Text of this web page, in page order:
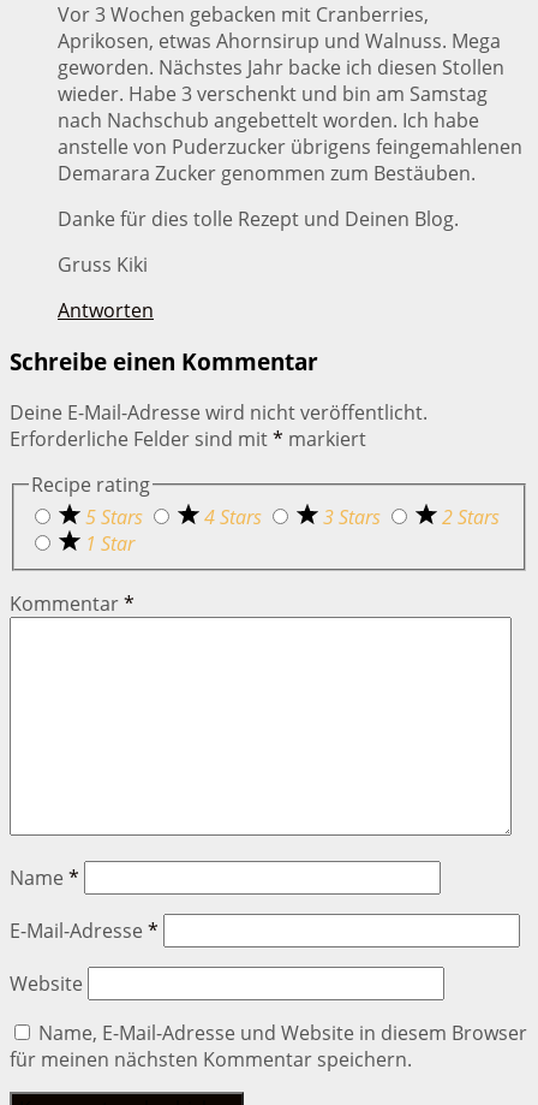
Vor 3 Wochen gebacken mit Cranberries,
Aprikosen, etwas Ahornsirup und Walnuss. Mega
geworden. Nächstes Jahr backe ich diesen Stollen
wieder. Habe 3 verschenkt und bin am Samstag
nach Nachschub angebettelt worden. Ich habe
anstelle von Puderzucker übrigens feingemahlenen
Demarara Zucker genommen zum Bestäuben.
Danke für dies tolle Rezept und Deinen Blog.
Gruss Kiki
Antworten
Schreibe einen Kommentar
Deine E-Mail-Adresse wird nicht veröffentlicht.
Erforderliche Felder sind mit* markiert
Recipe rating
5 Stars
4 Stars 3 Stars
2 Stars
1 Star
Kommentar*
Name *
E-Mail-Adresse *
Website
Name, E-Mail-Adresse und Website in diesem Browser
für meinen nächsten Kommentar speichern.